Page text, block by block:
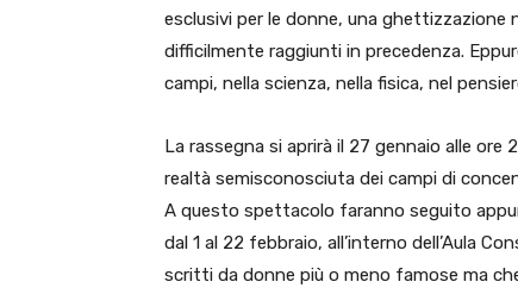
esclusivi per le donne, una ghettizzazione
difficilmente raggiunti in precedenza.
campi, nella scienza, nella fisica, nel
La rassegna si aprirà il 27 gennaio alle ore
realtà semisconosciuta dei campi di
A questo spettacolo faranno seguito
dal 1 al 22 febbraio, all’interno dell’Aula
scritti da donne più o meno famose ma